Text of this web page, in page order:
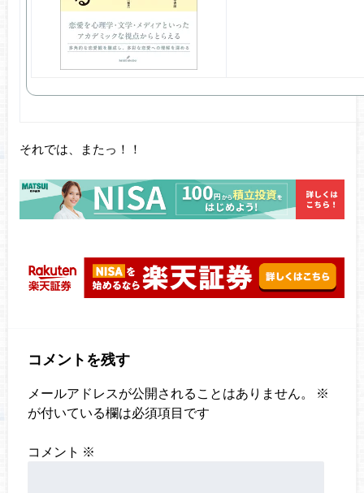
それでは、またっ！！
コメントを残す
メールアドレスが公開されることはありません。
※
が付いている欄は必須項目です
コメント ※